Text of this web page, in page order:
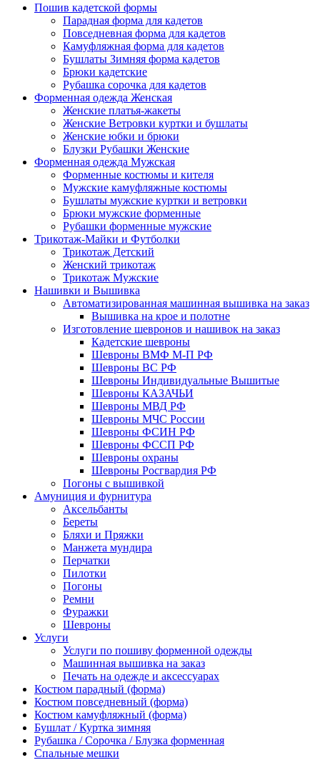
Пошив кадетской формы
Парадная форма для кадетов
Повседневная форма для кадетов
Камуфляжная форма для кадетов
Бушлаты Зимняя форма кадетов
Брюки кадетские
Рубашка сорочка для кадетов
Форменная одежда Женская
Женские платья-жакеты
Женские Ветровки куртки и бушлаты
Женские юбки и брюки
Блузки Рубашки Женские
Форменная одежда Мужская
Форменные костюмы и кителя
Мужские камуфляжные костюмы
Бушлаты мужские куртки и ветровки
Брюки мужские форменные
Рубашки форменные мужские
Трикотаж-Майки и Футболки
Трикотаж Детский
Женский трикотаж
Трикотаж Мужские
Нашивки и Вышивка
Автоматизированная машинная вышивка на заказ
Вышивка на крое и полотне
Изготовление шевронов и нашивок на заказ
Кадетские шевроны
Шевроны ВМФ М-П РФ
Шевроны ВС РФ
Шевроны Индивидуальные Вышитые
Шевроны КАЗАЧЬИ
Шевроны МВД РФ
Шевроны МЧС России
Шевроны ФСИН РФ
Шевроны ФССП РФ
Шевроны охраны
Шевроны Росгвардия РФ
Погоны с вышивкой
Амуниция и фурнитура
Аксельбанты
Береты
Бляхи и Пряжки
Манжета мундира
Перчатки
Пилотки
Погоны
Ремни
Фуражки
Шевроны
Услуги
Услуги по пошиву форменной одежды
Машинная вышивка на заказ
Печать на одежде и аксессуарах
Костюм парадный (форма)
Костюм повседневный (форма)
Костюм камуфляжный (форма)
Бушлат / Куртка зимняя
Рубашка / Сорочка / Блузка форменная
Спальные мешки